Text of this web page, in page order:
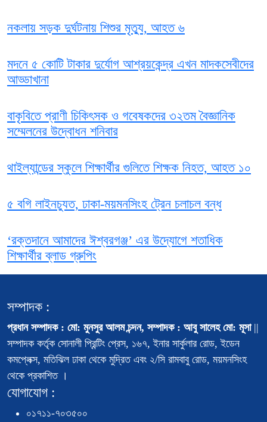
নকলায় সড়ক দুর্ঘটনায় শিশুর মৃত্যু, আহত ৬
মদনে ৫ কোটি টাকার দুর্যোগ আশ্রয়কেন্দ্র এখন মাদকসেবীদের
আড্ডাখানা
বাকৃবিতে প্রাণী চিকিৎসক ও গবেষকদের ৩২তম বৈজ্ঞানিক
সম্মেলনের উদ্বোধন শনিবার
থাইল্যান্ডের স্কুলে শিক্ষার্থীর গুলিতে শিক্ষক নিহত, আহত ১০
৫ বগি লাইনচ্যুত, ঢাকা-ময়মনসিংহ ট্রেন চলাচল বন্ধ
‘রক্তদানে আমাদের ঈশ্বরগঞ্জ’ এর উদ্যোগে শতাধিক
শিক্ষার্থীর ব্লাড গ্রুপিং
সম্পাদক :
প্রধান সম্পাদক : মো: মুনসুর আলম চন্দন, সম্পাদক : আবু সালেহ মো: মূসা||
সম্পাদক কর্তৃক সোনালী প্রিন্টিং প্রেস, ১৬৭, ইনার সার্কুলার রোড, ইডেন
কমপ্লেক্স, মতিঝিল ঢাকা থেকে মুদ্রিত এবং ২/সি রামবাবু রোড, ময়মনসিংহ
থেকে প্রকাশিত ।
যোগাযোগ :
০১৭১১-৭০৩৫০০